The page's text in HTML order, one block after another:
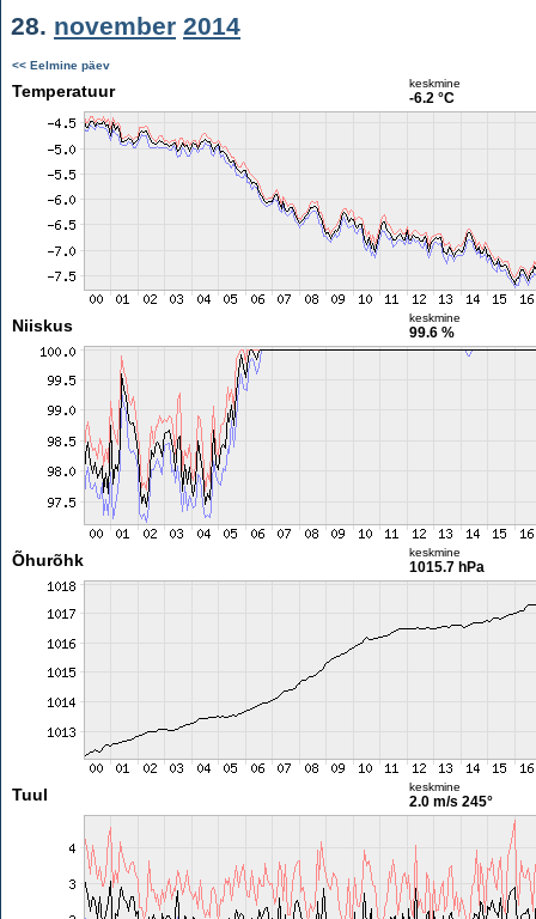
28. november 2014
<< Eelmine päev
Temperatuur keskmine
-6.2 °C
Niiskus keskmine
99.6 %
Õhurõhk keskmine
1015.7 hPa
Tuul keskmine
2.0 m/s 245°